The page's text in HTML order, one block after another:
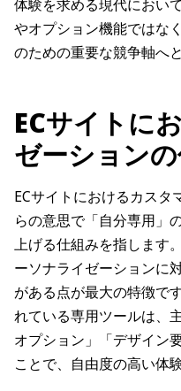
体験を求める現代におい
やオプション機能ではな
のための重要な競争軸へ
ECサイトに
ゼーション
ECサイトにおけるカスタ
らの意思で「自分専用」
上げる仕組みを指します
ーソナライゼーションに
がある点が最大の特徴で
れている専用ツールは、
オプション」「デザイン
ことで、自由度の高い体